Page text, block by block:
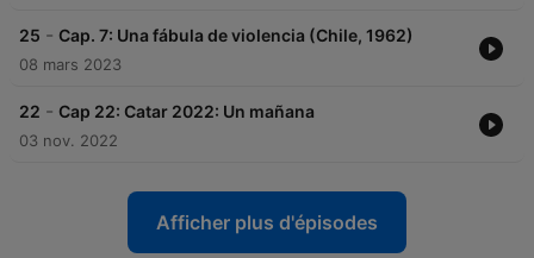
25 - Cap. 7: Una fábula de violencia (Chile, 1962)
08 mars 2023
22 - Cap 22: Catar 2022: Un mañana
03 nov. 2022
Afficher plus d'épisodes